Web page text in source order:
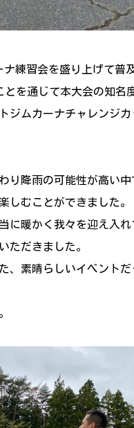
練習会を盛り上げて普
とを通じて本大会の知
ジムカーナチャレンジ
り降雨の可能性が高い
しむことができました。
に暖かく我々を迎え入
ただきました。
、素晴らしいイベント